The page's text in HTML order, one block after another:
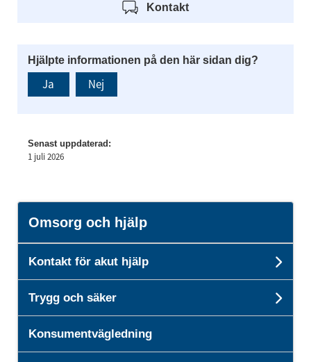
Kontakt
Hjälpte informationen på den här sidan dig?
Ja Nej
Senast uppdaterad:
1 juli 2026
Omsorg och hjälp
Kontakt för akut hjälp
Trygg och säker
Konsumentvägledning